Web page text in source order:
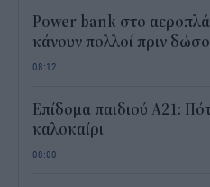
Power bank στο
κάνουν πολλοί πριν
08:12
Επίδομα παιδιού Α21:
καλοκαίρι
08:00